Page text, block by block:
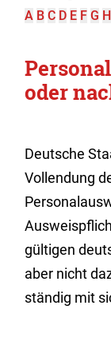
A B C D E F G H
oder
Deutsche
Vollendung
gültigen
aber nicht
ständig mit